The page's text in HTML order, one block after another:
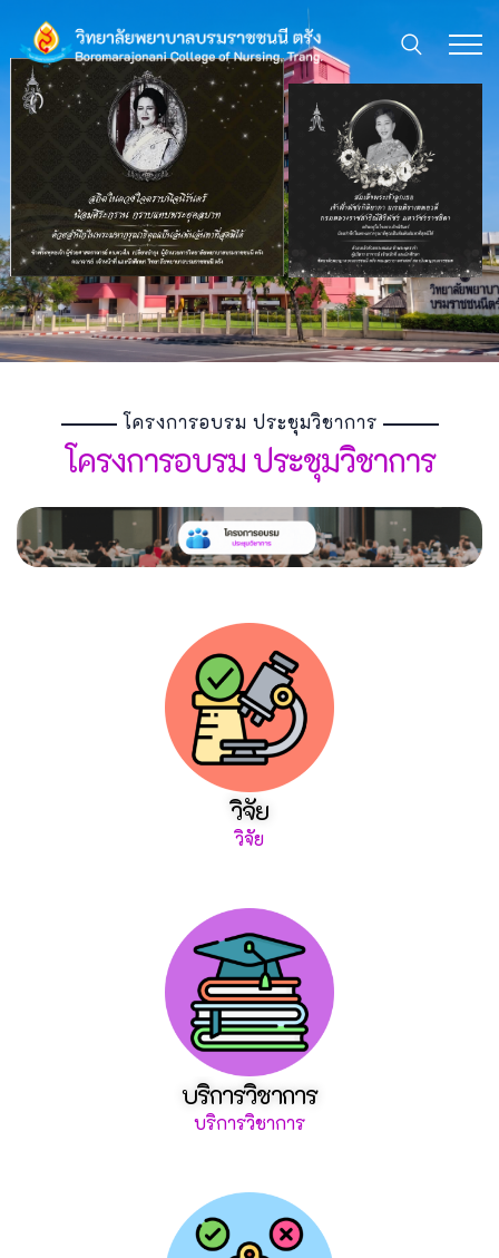
โครงการอบรม ประชุมวิชาการ
โครงการอบรม ประชุมวิชาการ
วิจัย
วิจัย
บริการวิชาการ
บริการวิชาการ